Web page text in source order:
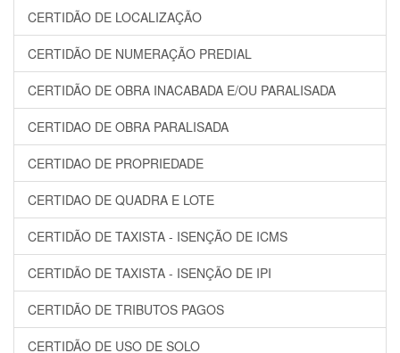
CERTIDÃO DE LOCALIZAÇÃO
CERTIDÃO DE NUMERAÇÃO PREDIAL
CERTIDÃO DE OBRA INACABADA E/OU PARALISADA
CERTIDAO DE OBRA PARALISADA
CERTIDAO DE PROPRIEDADE
CERTIDAO DE QUADRA E LOTE
CERTIDÃO DE TAXISTA - ISENÇÃO DE ICMS
CERTIDÃO DE TAXISTA - ISENÇÃO DE IPI
CERTIDÃO DE TRIBUTOS PAGOS
CERTIDÃO DE USO DE SOLO